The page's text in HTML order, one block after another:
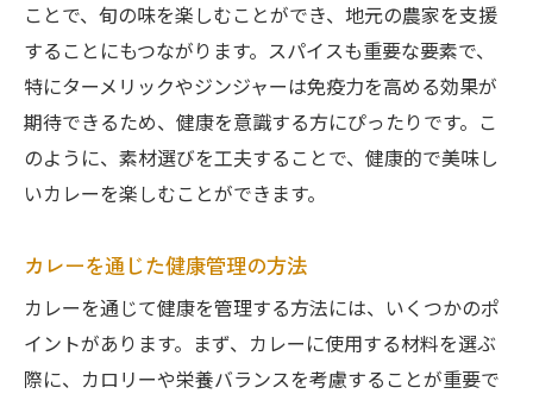
ことで、旬の味を楽しむことができ、地元の農家を支援
することにもつながります。スパイスも重要な要素で、
特にターメリックやジンジャーは免疫力を高める効果が
期待できるため、健康を意識する方にぴったりです。こ
のように、素材選びを工夫することで、健康的で美味し
いカレーを楽しむことができます。
カレーを通じた健康管理の方法
カレーを通じて健康を管理する方法には、いくつかのポ
イントがあります。まず、カレーに使用する材料を選ぶ
際に、カロリーや栄養バランスを考慮することが重要で